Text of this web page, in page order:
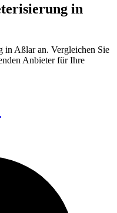
in
in Aßlar an. Vergleichen Sie
Anbieter für Ihre